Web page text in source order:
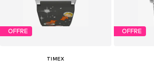
OFFRE
TIMEX
OFFRE